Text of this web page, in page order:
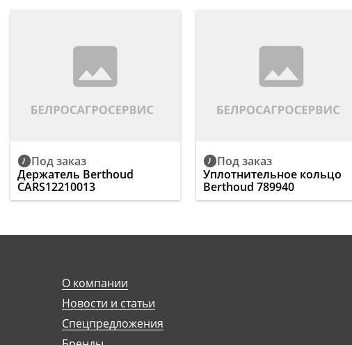
Под заказ
Держатель Berthoud
CARS12210013
Под заказ
Уплотнительное кольцо
Berthoud 789940
О компании
Новости и статьи
Спецпредложения